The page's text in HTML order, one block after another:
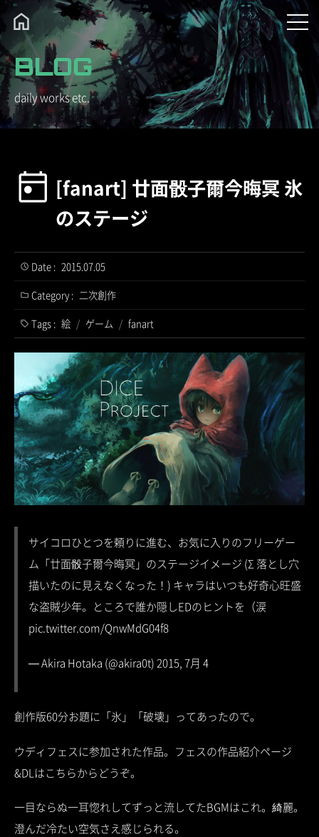
BLOG
daily works etc.
[fanart] 廿面骰子爾今晦冥 氷
のステージ
Date : 2015.07.05
Category : 二次創作
Tags : 絵 / ゲーム / fanart
サイコロひとつを頼りに進む、お気に入りのフリーゲー
ム「廿面骰子爾今晦冥」のステージイメージ (Σ 落とし穴
描いたのに見えなくなった！) キャラはいつも好奇心旺盛
な盗賊少年。ところで誰か隠しEDのヒントを（涙
pic.twitter.com/QnwMdG04f8
— Akira Hotaka (@akira0t) 2015, 7月 4
創作版60分お題に「氷」「破壊」ってあったので。
ウディフェスに参加された作品。フェスの作品紹介ページ
&DLはこちらからどうぞ。
一目ならぬ一耳惚れしてずっと流してたBGMはこれ。綺麗。
澄んだ冷たい空気さえ感じられる。